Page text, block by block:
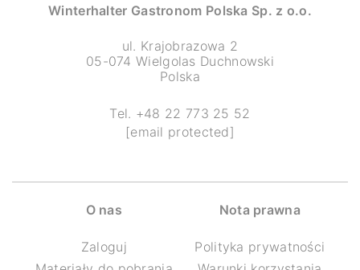
Winterhalter Gastronom Polska Sp. z o.o.
ul. Krajobrazowa 2
05-074 Wielgolas Duchnowski
Polska
Tel. +48 22 773 25 52
[email protected]
O nas
Zaloguj
Nota prawna
Polityka prywatności